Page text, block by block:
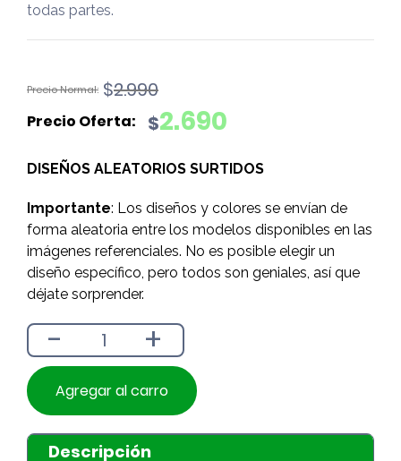
todas partes.
$2.990
El
original
$2.990.
$2.690
El
actual
$2.690.
DISEÑOS ALEATORIOS SURTIDOS
Importante: Los diseños y colores se envían de
forma aleatoria entre los modelos disponibles en las
imágenes referenciales. No es posible elegir un
diseño específico, pero todos son geniales, así que
déjate sorprender.
- +
Agregar al carro
Descripción